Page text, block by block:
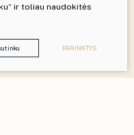
Sukurta:TEXUS
ir toliau naudokitės
PARINKTYS